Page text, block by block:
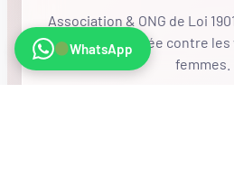
Association & ONG de Loi
général, mobilisée contre les
femmes.
WhatsApp